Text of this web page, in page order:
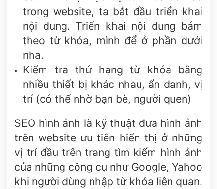
trong website, ta bắt đầu triển khai
nội dung. Triển khai nội dung bám
theo từ khóa, mình để ở phần dưới
nha.
Kiểm tra thứ hạng từ khóa bằng
nhiều thiết bị khác nhau, ẩn danh, vị
trí (có thể nhờ bạn bè, người quen)
SEO hình ảnh là kỹ thuật đưa hình ảnh
trên website ưu tiên hiển thị ở những
vị trí đầu trên trang tìm kiếm hình ảnh
của những công cụ như Google, Yahoo
khi người dùng nhập từ khóa liên quan.